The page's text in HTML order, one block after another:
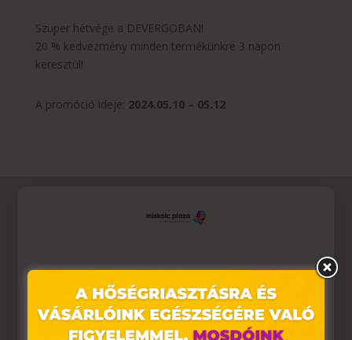
Szuper hétvége a DEVERGOBAN!
20 % kedvezmény minden termékünkre 3 napon
keresztül!
A promóció ideje: 2024.05.10 – 05.12
Ez az oldal sütiket használ
Weboldalunkon „cookie"-kat (továbbiakban „süti")
alkalmazunk. Ezek olyan fájlok, melyek információt